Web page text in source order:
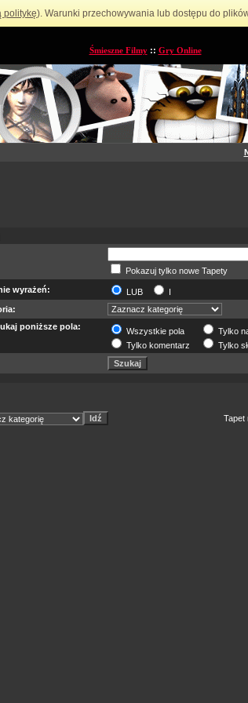
politykę). Warunki przechowywania lub dostępu do
Śmieszne Filmy:: Gry Online
Pokazuj tylko nowe Tapety
wyrażeń:
LUB
I
poniższe pola:
Wszystkie pola
Tylko
Tylko komentarz
Tylko
Tapet